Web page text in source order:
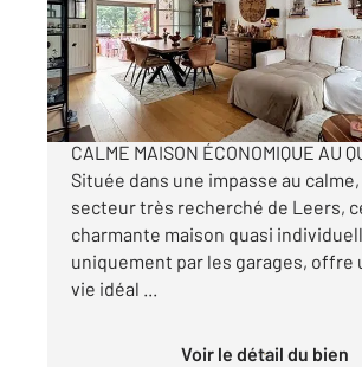
Maison à vendre
341 000 €
MAISON LEERS 3/4 CHAMBRES
CALME MAISON ÉCONOMIQUE AU
Située dans une impasse au
secteur très recherché de Leers,
charmante maison quasi
uniquement par les garages, offre
vie idéal ...
Voir le détail du bien